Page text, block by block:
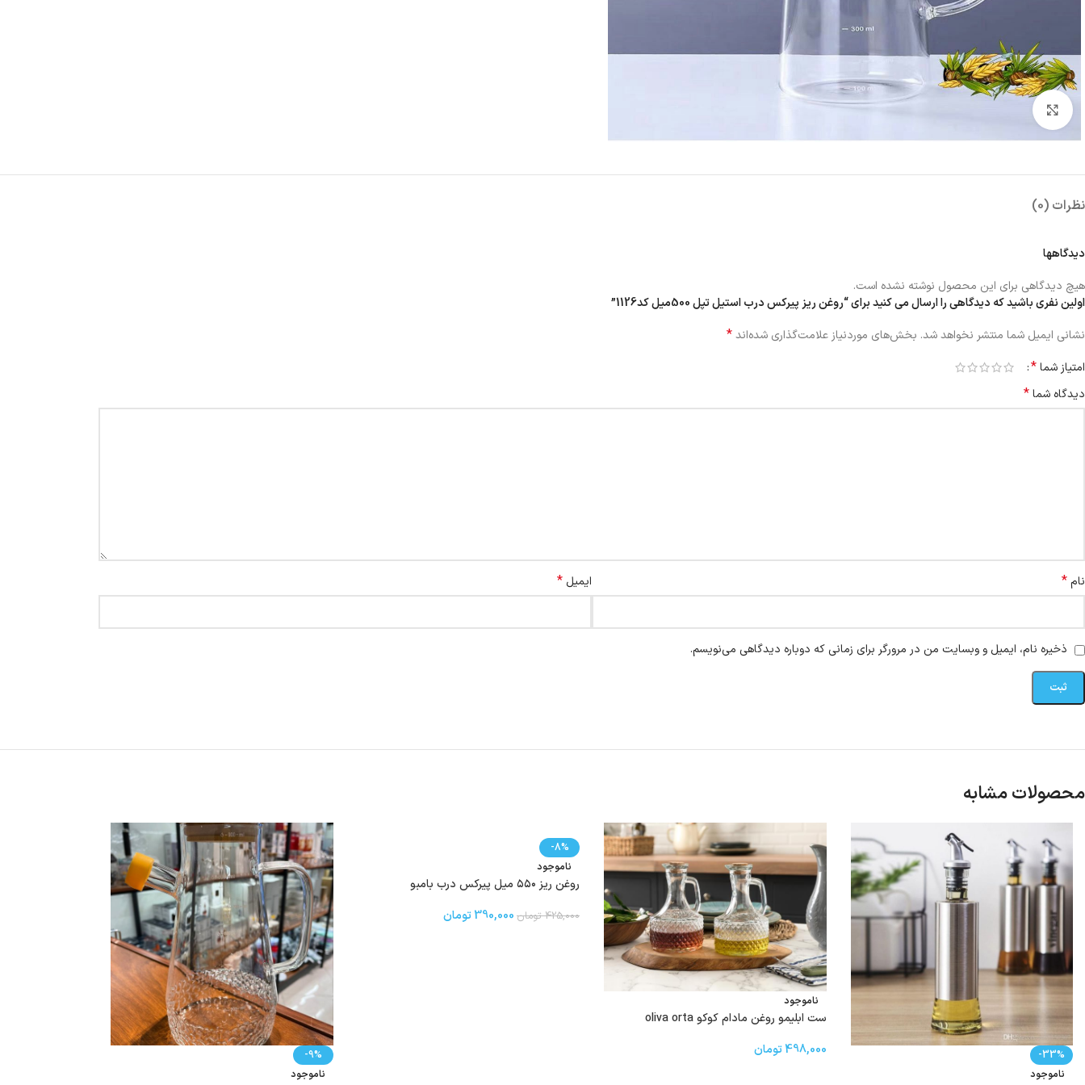
نظرات (0)
دیدگاهها
هیچ دیدگاهی برای این محصول نوشته نشده است.
اولین نفری باشید که دیدگاهی را ارسال می کنید برای “روغن ریز پیرکس درب استیل تپل 500میل کد1126”
نشانی ایمیل شما منتشر نخواهد شد. بخش‌های موردنیاز علامت‌گذاری شده‌اند*
امتیاز شما*
دیدگاه شما*
نام* ایمیل *
ذخیره نام، ایمیل و وبسایت من در مرورگر برای زمانی که دوباره دیدگاهی می‌نویسم.
محصولات مشابه
-33%
ناموجود
ناموجود
ست ابلیمو روغن مادام کوکو oliva orta
498,000 تومان
-8%
ناموجود
روغن ریز ۵۵۰ میل پیرکس درب بامبو
425,000 تومان 390,000تومان
-9%
ناموجود